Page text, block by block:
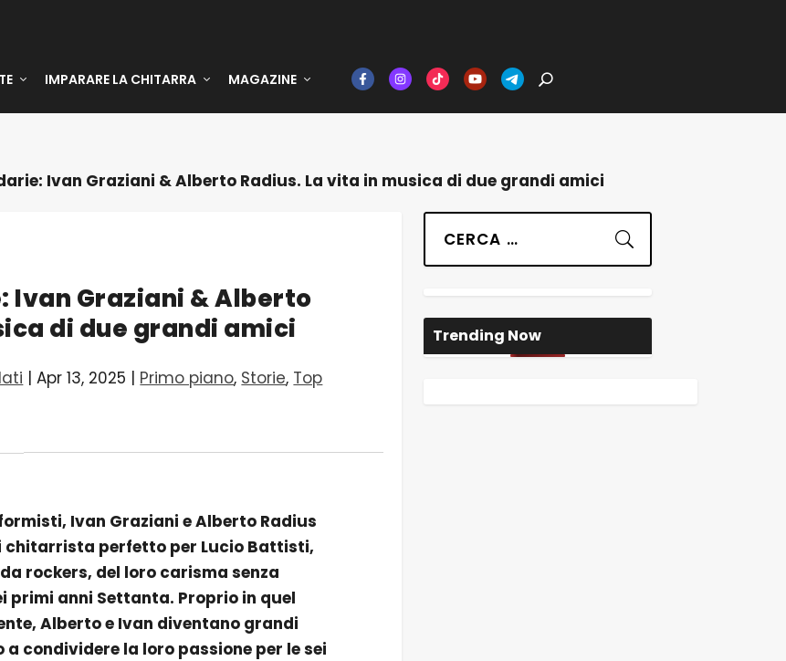
IMPARARE LA CHITARRA MAGAZINE
Ivan Graziani & Alberto Radius. La vita in musica di due grandi amici
Graziani & Alberto
di due grandi amici
|Apr 13, 2025 | Primo piano, Storie, Top
Ivan Graziani e Alberto Radius
perfetto per Lucio Battisti,
rockers, del loro carisma senza
primi anni Settanta. Proprio in quel
Alberto e Ivan diventano grandi
condividere la loro passione per le sei
Suchen
Trending Now